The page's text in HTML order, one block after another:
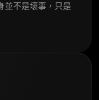
並不是壞事，只是